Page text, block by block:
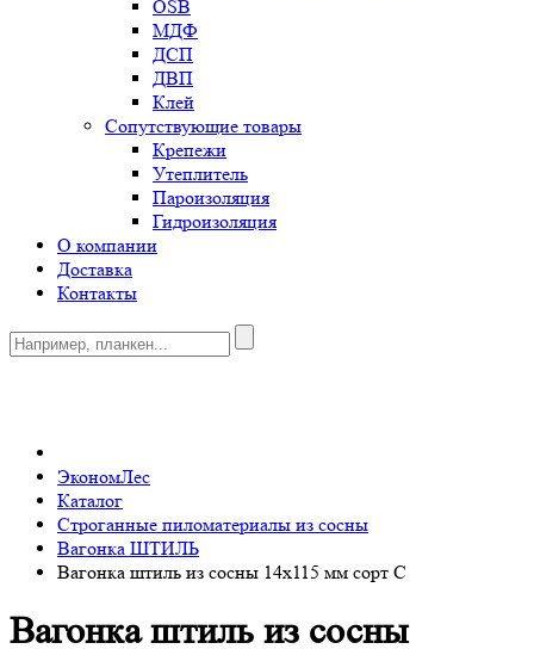
OSB
МДФ
ДСП
ДВП
Клей
Сопутствующие товары
Крепежи
Утеплитель
Пароизоляция
Гидроизоляция
О компании
Доставка
Контакты
ЭкономЛес
Каталог
Строганные пиломатериалы из сосны
Вагонка ШТИЛЬ
Вагонка штиль из сосны 14x115 мм сорт C
Вагонка штиль из сосны